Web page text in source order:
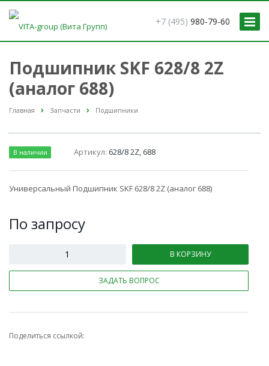
+7 (495) 980-79-60
Подшипник SKF 628/8 2Z
(аналог 688)
Главная Запчасти Подшипники
В наличии Артикул: 628/8 2Z, 688
Универсальный Подшипник SKF 628/8 2Z (аналог 688)
По запросу
В КОРЗИНУ
ЗАДАТЬ ВОПРОС
Поделиться ссылкой: